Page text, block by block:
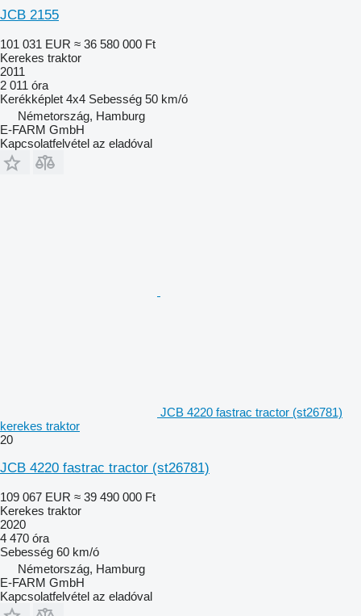
JCB 2155
101 031 EUR ≈ 36 580 000 Ft
Kerekes traktor
2011
2 011 óra
Kerékképlet 4x4 Sebesség 50 km/ó
Németország, Hamburg
E-FARM GmbH
Kapcsolatfelvétel az eladóval
JCB 4220 fastrac tractor (st26781)
kerekes traktor
20
JCB 4220 fastrac tractor (st26781)
109 067 EUR ≈ 39 490 000 Ft
Kerekes traktor
2020
4 470 óra
Sebesség 60 km/ó
Németország, Hamburg
E-FARM GmbH
Kapcsolatfelvétel az eladóval